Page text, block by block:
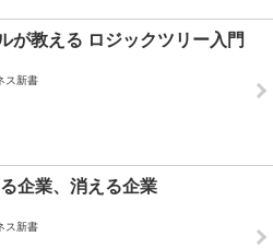
が教える ロジックツリー入門
ス新書
企業、消える企業
ス新書